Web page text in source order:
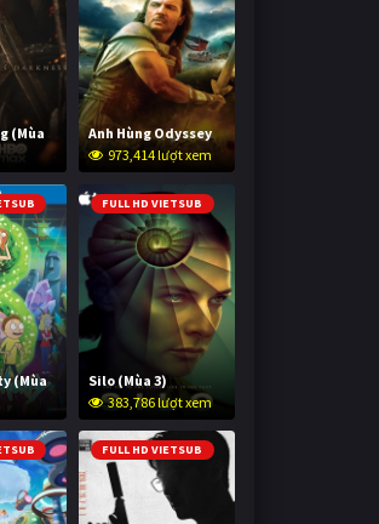
(Mùa
xem
Anh Hùng Odyssey
973,414 lượt xem
(Mùa
xem
FULL HD VIETSUB
Silo (Mùa 3)
383,786 lượt xem
FULL HD VIETSUB